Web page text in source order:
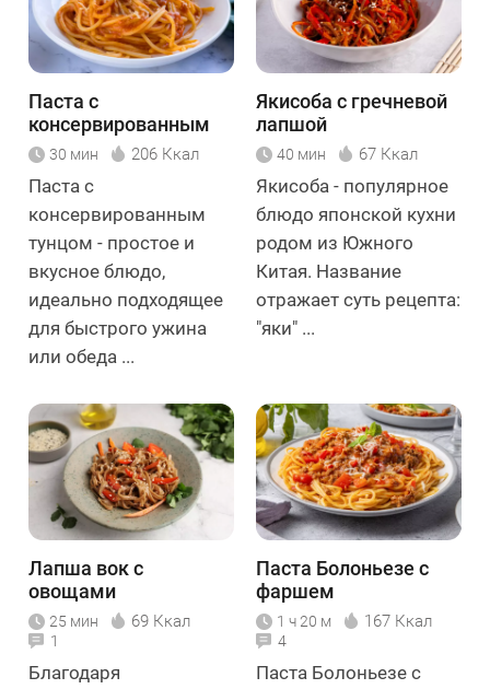
Паста с
консервированным
тунцом
30 мин 206 Ккал
Паста с
консервированным
тунцом - простое и
вкусное блюдо,
идеально подходящее
для быстрого ужина
или обеда ...
Якисоба с гречневой
лапшой
40 мин 67 Ккал
Якисоба - популярное
блюдо японской кухни
родом из Южного
Китая. Название
отражает суть рецепта:
"яки" ...
Лапша вок с
овощами
25 мин 69 Ккал
1
Благодаря
Паста Болоньезе с
фаршем
1 ч 20 м 167 Ккал
4
Паста Болоньезе с